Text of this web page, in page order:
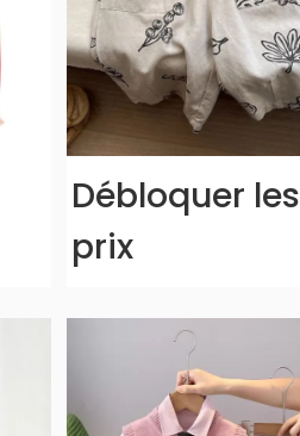
Débloquer les
prix